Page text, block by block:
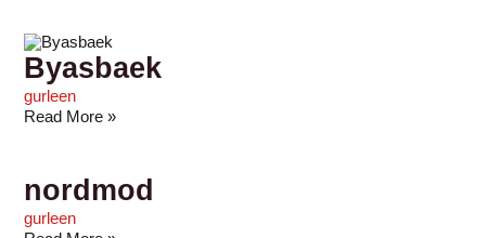
Byasbaek
gurleen
Read More »
nordmod
gurleen